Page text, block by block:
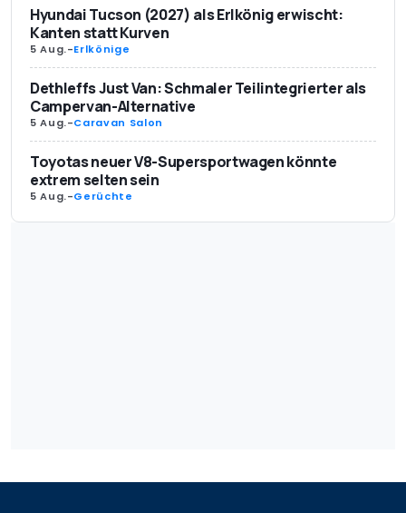
Hyundai Tucson (2027) als Erlkönig erwischt:
Kanten statt Kurven
5 Aug.-Erlkönige
Dethleffs Just Van: Schmaler Teilintegrierter als
Campervan-Alternative
5 Aug.-Caravan Salon
Toyotas neuer V8-Supersportwagen könnte
extrem selten sein
5 Aug.-Gerüchte